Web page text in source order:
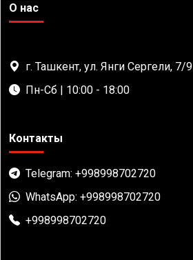
О нас
г. Ташкент, ул. Янги Сергели, 7/9
Пн-Сб | 10:00 - 18:00
Контакты
Telegram: +998998702720
WhatsApp: +998998702720
+998998702720